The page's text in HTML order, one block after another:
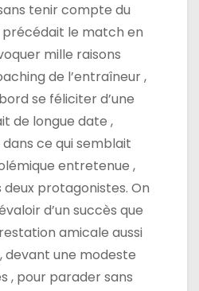
tenir compte du
le match en
mille raisons
de l’entraîneur ,
se féliciter d’une
de longue date ,
ce qui semblait
entretenue ,
protagonistes. On
d’un succès que
amicale aussi
une modeste
, pour parader sans